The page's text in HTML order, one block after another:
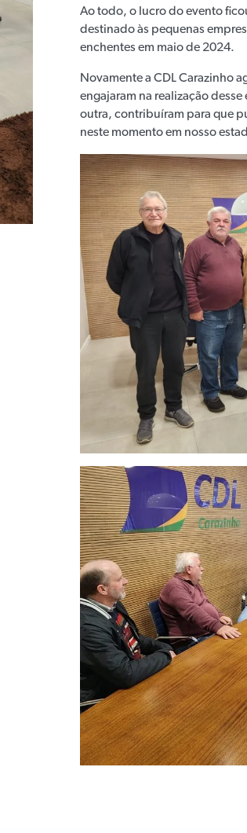
Ao todo, o lucro do evento
destinado às pequenas
enchentes em maio de 2024.
Novamente a CDL Carazinho
engajaram na realização
outra, contribuíram para que
neste momento em nosso